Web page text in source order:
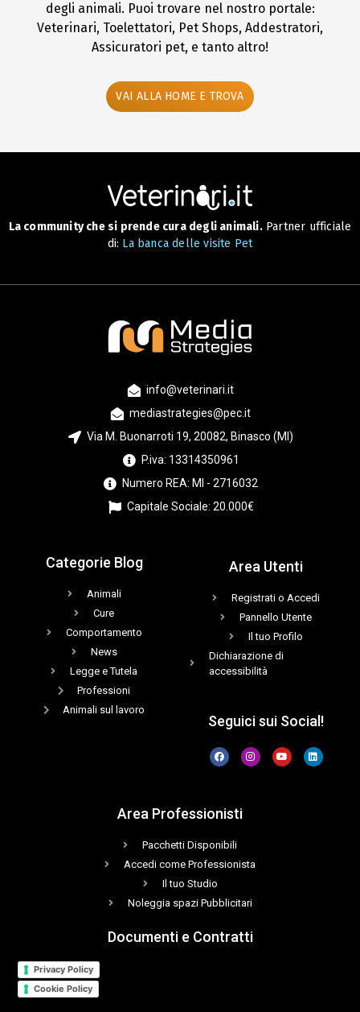
degli animali. Puoi trovare nel nostro portale:
Veterinari, Toelettatori, Pet Shops, Addestratori,
Assicuratori pet, e tanto altro!
VAI ALLA HOME E TROVA
La community che si prende cura degli animali.Partner ufficiale
di: La banca delle visite Pet
info@veterinari.it
mediastrategies@pec.it
Via M. Buonarroti 19, 20082, Binasco (MI)
P.iva: 13314350961
Numero REA: MI - 2716032
Capitale Sociale: 20.000€
Categorie Blog
Animali
Cure
Comportamento
News
Legge e Tutela
Professioni
Animali sul lavoro
Area Utenti
Registrati o Accedi
Pannello Utente
Il tuo Profilo
Dichiarazione di
accessibilità
Seguici sui Social!
Area Professionisti
Pacchetti Disponibili
Accedi come Professionista
Il tuo Studio
Noleggia spazi Pubblicitari
Documenti e Contratti
Privacy Policy
Cookie Policy